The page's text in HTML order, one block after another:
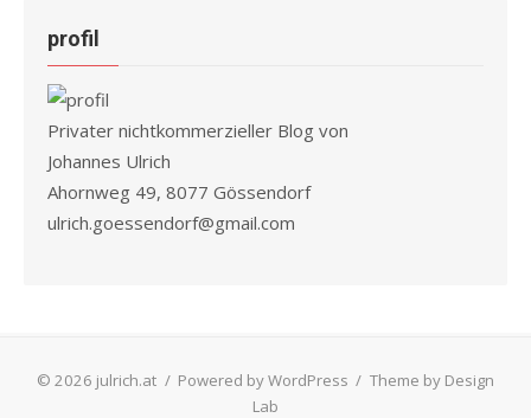
profil
Privater nichtkommerzieller Blog von
Johannes Ulrich
Ahornweg 49, 8077 Gössendorf
ulrich.goessendorf@gmail.com
© 2026 julrich.at / Powered by WordPress / Theme by Design
Lab